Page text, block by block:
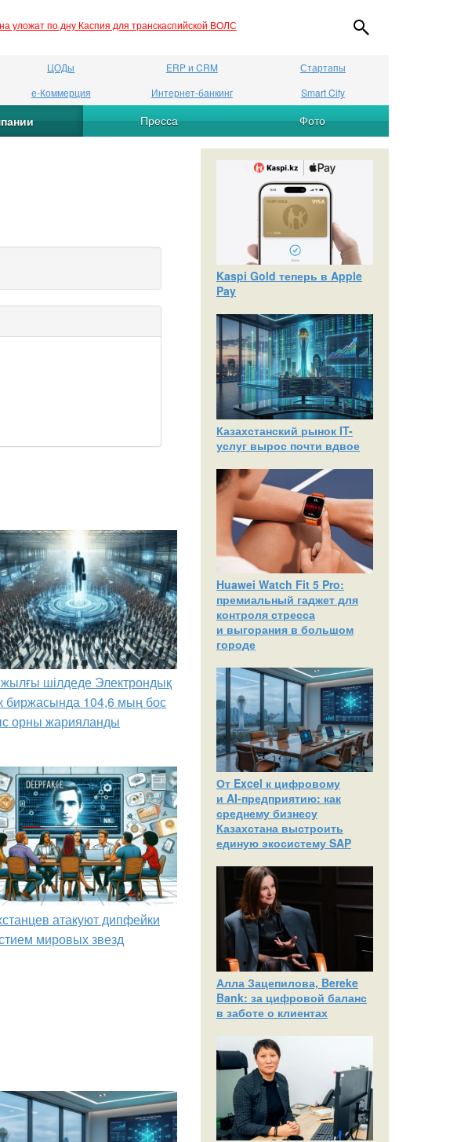
уложат по дну Каспия для транскаспийской ВОЛС
ЦОДы ERP и CRM
Стартапы
е-Коммерция Интернет-банкинг Smart City
Пресса Фото
шілдеде Электрондық
биржасында 104,6 мың бос
орны жарияланды
атакуют дипфейки
мировых звезд
Kaspi Gold теперь в Apple
Pay
Казахстанский рынок IT-
услуг вырос почти вдвое
Huawei Watch Fit 5 Pro:
премиальный гаджет для
контроля стресса
и выгорания в большом
городе
От Excel к цифровому
и AI‑предприятию: как
среднему бизнесу
Казахстана выстроить
единую экосистему SAP
Алла Зацепилова, Bereke
Bank: за цифровой баланс
в заботе о клиентах